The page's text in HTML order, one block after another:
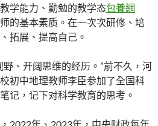
学能力、勤勉的教学态包養網
的基本素质。在一次次研修、培
拓展、提高自己。
、开阔思维的经历。”前不久，河
初中地理教师李臣参加了全国科
记，记下对科学教育的思考。